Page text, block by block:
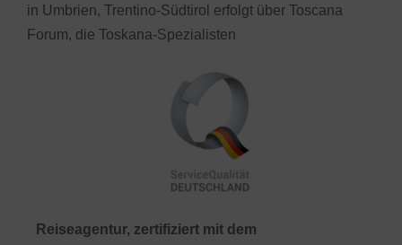
in Umbrien, Trentino-Südtirol erfolgt über Toscana
Forum, die Toskana-Spezialisten
Reiseagentur, zertifiziert mit dem